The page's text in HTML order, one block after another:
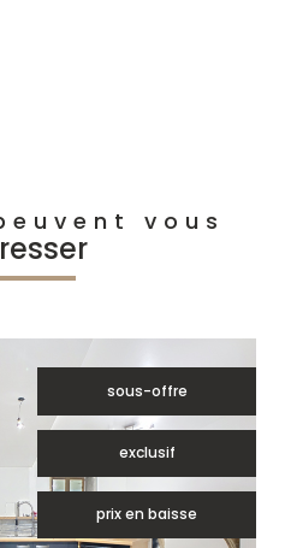
vous
sous-offre
exclusif
prix en baisse
bien